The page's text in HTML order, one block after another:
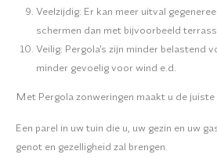
Veelzijdig: Er kan meer uitval
schermen dan met bijvoorbeeld
Veilig: Pergola’s zijn minder belastend
minder gevoelig voor wind e.d.
Met Pergola zonweringen maakt u de juiste
Een parel in uw tuin die u, uw gezin en uw
genot en gezelligheid zal brengen.